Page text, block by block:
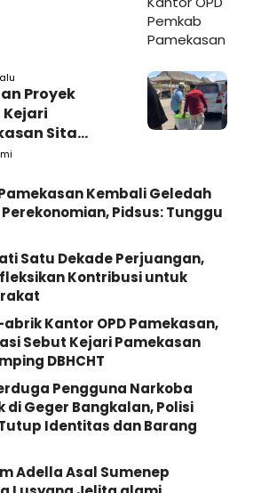
Proyek
Sita
dari Ruang
Kembali Geledah
Pidsus: Tunggu
Satu Dekade Perjuangan,
Kontribusi untuk
Kantor OPD Pamekasan,
Sebut Kejari Pamekasan
DBHCHT
Pengguna Narkoba
di Geger Bangkalan, Polisi
Identitas dan Barang
Adella Asal Sumenep